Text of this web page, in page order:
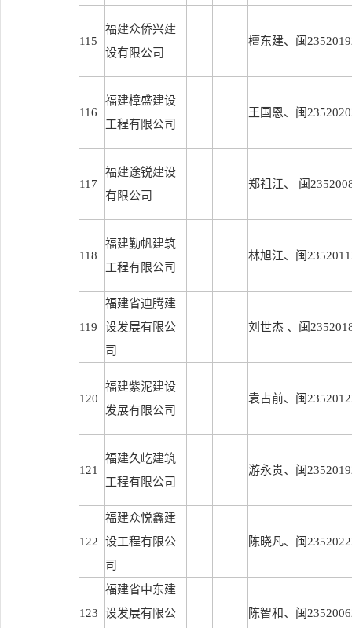
115
福建众侨兴建
设有限公司
檀东建、闽
116
福建樟盛建设
工程有限公司
王国恩、闽
117
福建途锐建设
有限公司
郑祖江、 闽
118
福建勤帆建筑
工程有限公司
林旭江、闽
119
福建省迪腾建
设发展有限公
司
刘世杰 、闽
120
福建紫泥建设
发展有限公司
袁占前、闽
121
福建久屹建筑
工程有限公司
游永贵、闽
122
福建众悦鑫建
设工程有限公
司
陈晓凡、闽
123
福建省中东建
设发展有限公
陈智和、闽